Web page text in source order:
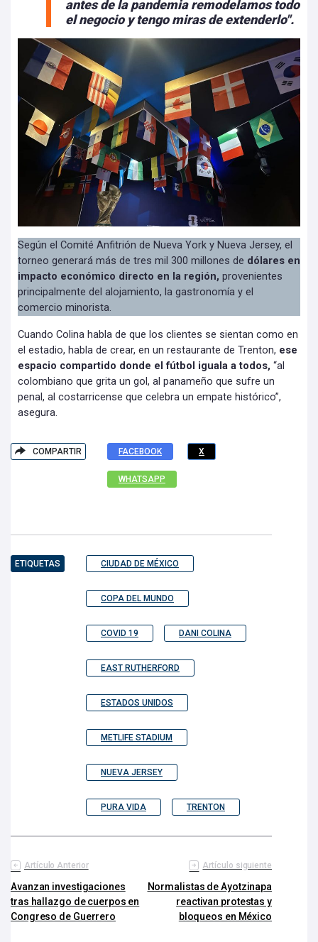
antes de la pandemia remodelamos todo
el negocio y tengo miras de extenderlo".
Según el Comité Anfitrión de Nueva York y Nueva Jersey, el
torneo generará más de tres mil 300 millones de dólares en
impacto económico directo en la región, provenientes
principalmente del alojamiento, la gastronomía y el
comercio minorista.
Cuando Colina habla de que los clientes se sientan como en
el estadio, habla de crear, en un restaurante de Trenton, ese
espacio compartido donde el fútbol iguala a todos, “al
colombiano que grita un gol, al panameño que sufre un
penal, al costarricense que celebra un empate histórico”,
asegura.
COMPARTIR FACEBOOK X
WHATSAPP
ETIQUETAS CIUDAD DE MÉXICO
COPA DEL MUNDO
COVID 19 DANI COLINA
EAST RUTHERFORD
ESTADOS UNIDOS
METLIFE STADIUM
NUEVA JERSEY
PURA VIDA TRENTON
Artículo Anterior
Avanzan investigaciones
tras hallazgo de cuerpos en
Congreso de Guerrero
Artículo siguiente
Normalistas de Ayotzinapa
reactivan protestas y
bloqueos en México